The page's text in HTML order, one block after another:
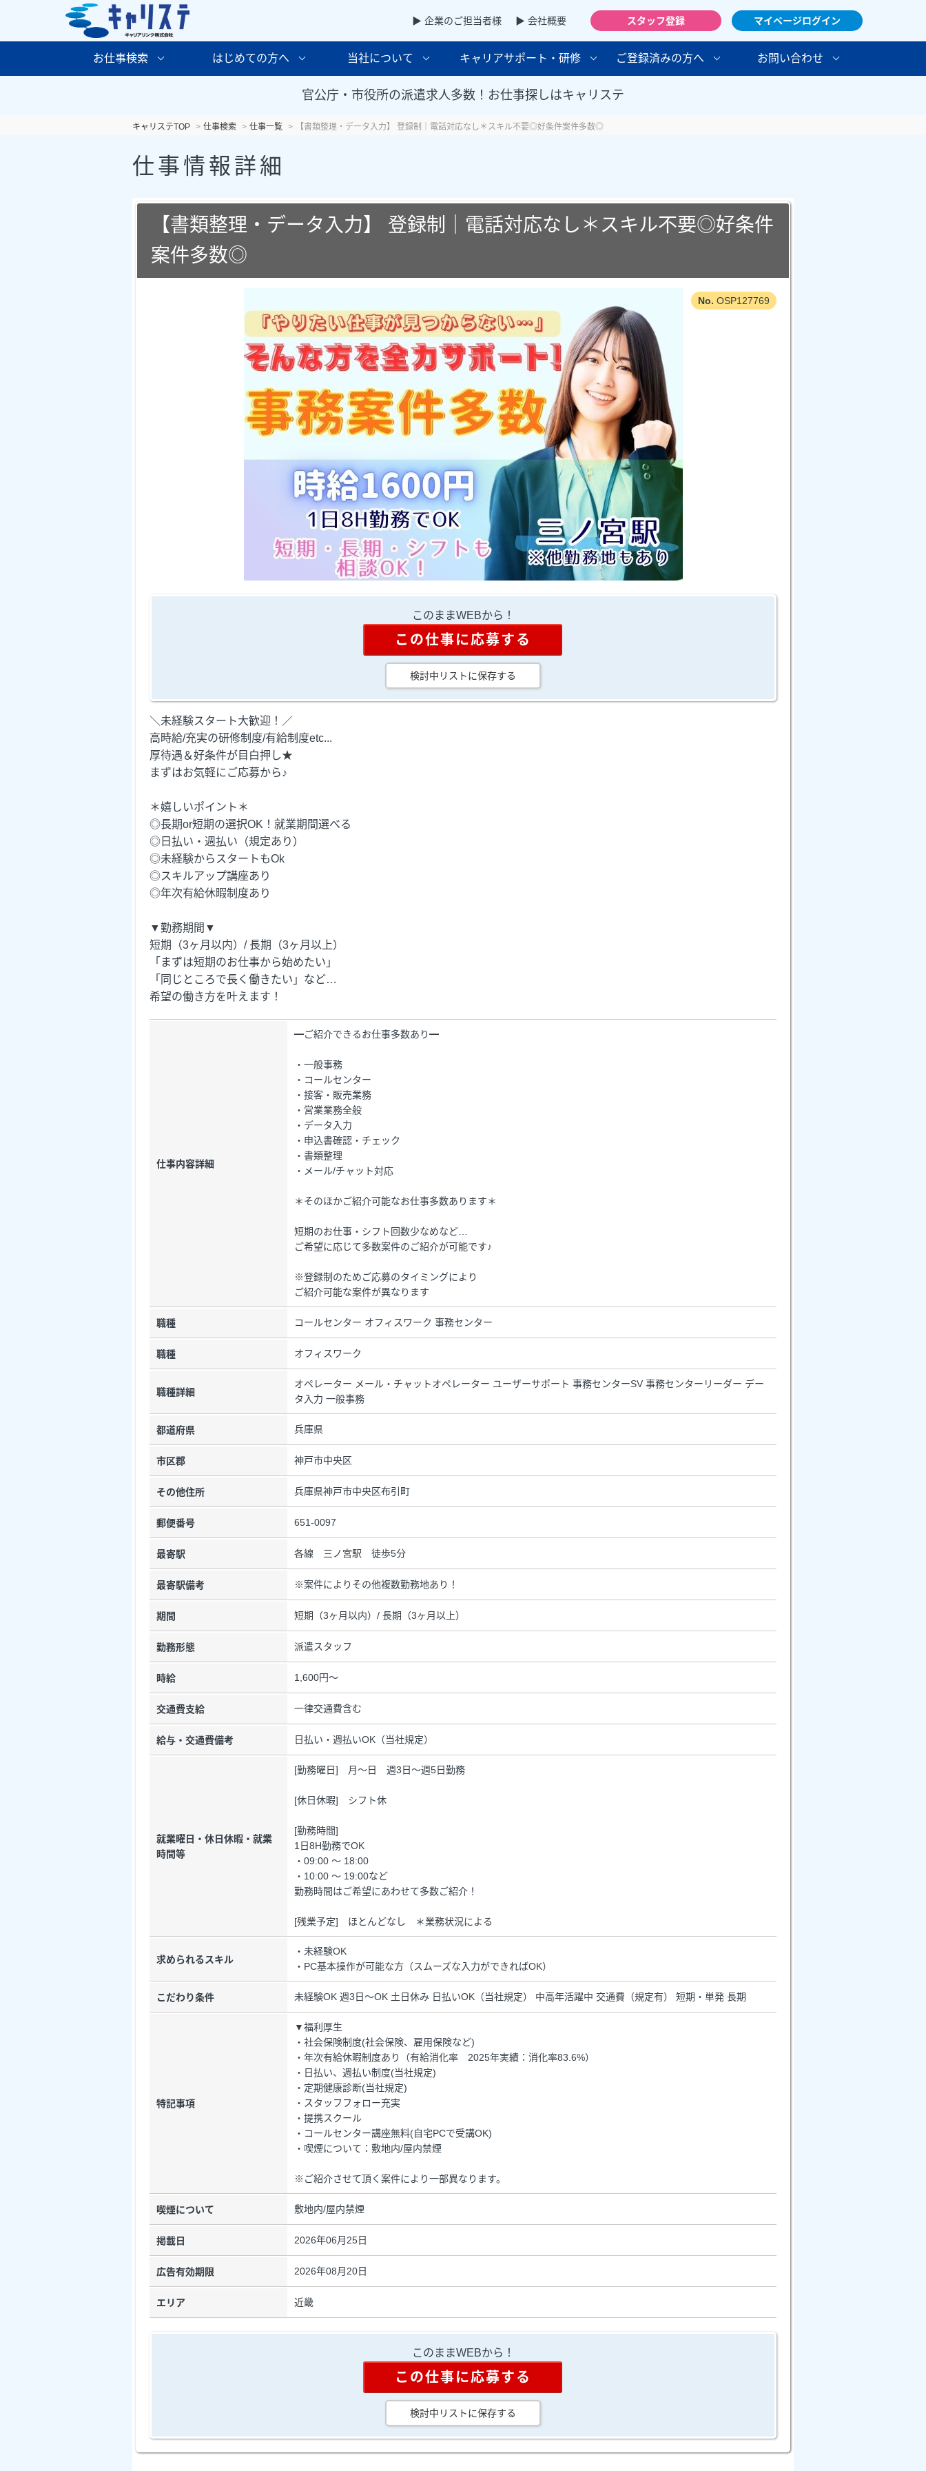
▶ 企業のご担当者様 ▶ 会社概要 スタッフ登録 マイページログイン
お仕事検索 はじめての方へ 当社について キャリアサポート・研修 ご登録済みの方へ お問い合わせ
官公庁・市役所の派遣求人多数！お仕事探しはキャリステ
キャリステTOP 仕事検索 仕事一覧 【書類整理・データ入力】 登録制｜電話対応なし＊スキル不要◎好条件案件多数◎
仕事情報詳細
【書類整理・データ入力】 登録制｜電話対応なし＊スキル不要◎好条件
案件多数◎
OSP127769
このままWEBから！
この仕事に応募する
検討中リストに保存する
＼未経験スタート大歓迎！／
高時給/充実の研修制度/有給制度etc...
厚待遇＆好条件が目白押し★
まずはお気軽にご応募から♪
＊嬉しいポイント＊
◎長期or短期の選択OK！就業期間選べる
◎日払い・週払い（規定あり）
◎未経験からスタートもOk
◎スキルアップ講座あり
◎年次有給休暇制度あり
▼勤務期間▼
短期（3ヶ月以内）/ 長期（3ヶ月以上）
「まずは短期のお仕事から始めたい」
「同じところで長く働きたい」など…
希望の働き方を叶えます！
仕事内容詳細
━ご紹介できるお仕事多数あり━
・一般事務
・コールセンター
・接客・販売業務
・営業業務全般
・データ入力
・申込書確認・チェック
・書類整理
・メール/チャット対応
＊そのほかご紹介可能なお仕事多数あります＊
短期のお仕事・シフト回数少なめなど…
ご希望に応じて多数案件のご紹介が可能です♪
※登録制のためご応募のタイミングにより
ご紹介可能な案件が異なります
職種 コールセンター オフィスワーク 事務センター
職種 オフィスワーク
職種詳細
オペレーター メール・チャットオペレーター ユーザーサポート 事務センターSV 事務センターリーダー デー
タ入力 一般事務
都道府県 兵庫県
市区郡 神戸市中央区
その他住所 兵庫県神戸市中央区布引町
郵便番号 651-0097
最寄駅 各線 三ノ宮駅 徒歩5分
最寄駅備考 ※案件によりその他複数勤務地あり！
期間 短期（3ヶ月以内）/ 長期（3ヶ月以上）
勤務形態 派遣スタッフ
時給 1,600円～
交通費支給 一律交通費含む
給与・交通費備考 日払い・週払いOK（当社規定）
就業曜日・休日休暇・就業
時間等
[勤務曜日] 月～日 週3日～週5日勤務
[休日休暇] シフト休
[勤務時間]
1日8H勤務でOK
・09:00 ～ 18:00
・10:00 ～ 19:00など
勤務時間はご希望にあわせて多数ご紹介！
[残業予定] ほとんどなし ＊業務状況による
求められるスキル
・未経験OK
・PC基本操作が可能な方（スムーズな入力ができればOK）
こだわり条件 未経験OK 週3日～OK 土日休み 日払いOK（当社規定） 中高年活躍中 交通費（規定有） 短期・単発 長期
特記事項
▼福利厚生
・社会保険制度(社会保険、雇用保険など)
・年次有給休暇制度あり（有給消化率 2025年実績：消化率83.6%）
・日払い、週払い制度(当社規定)
・定期健康診断(当社規定)
・スタッフフォロー充実
・提携スクール
・コールセンター講座無料(自宅PCで受講OK)
・喫煙について：敷地内/屋内禁煙
※ご紹介させて頂く案件により一部異なります。
喫煙について 敷地内/屋内禁煙
掲載日 2026年06月25日
広告有効期限 2026年08月20日
エリア 近畿
このままWEBから！
この仕事に応募する
検討中リストに保存する